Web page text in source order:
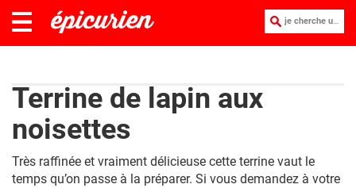
je cherche une recette :
Terrine de lapin aux
noisettes
Très raffinée et vraiment délicieuse cette terrine vaut le
temps qu’on passe à la préparer. Si vous demandez à votre